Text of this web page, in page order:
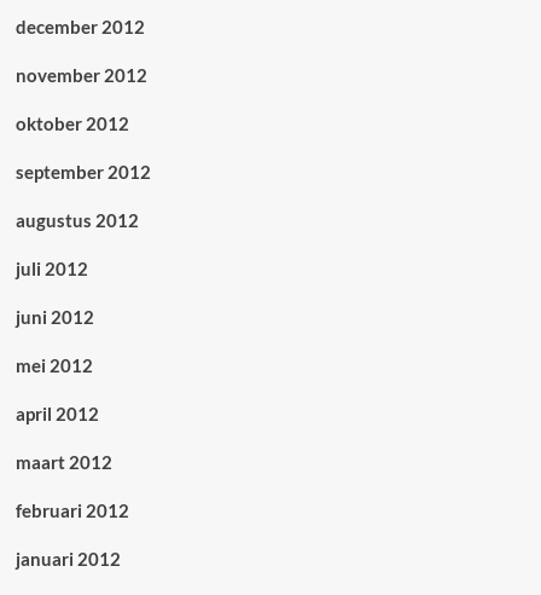
december 2012
november 2012
oktober 2012
september 2012
augustus 2012
juli 2012
juni 2012
mei 2012
april 2012
maart 2012
februari 2012
januari 2012